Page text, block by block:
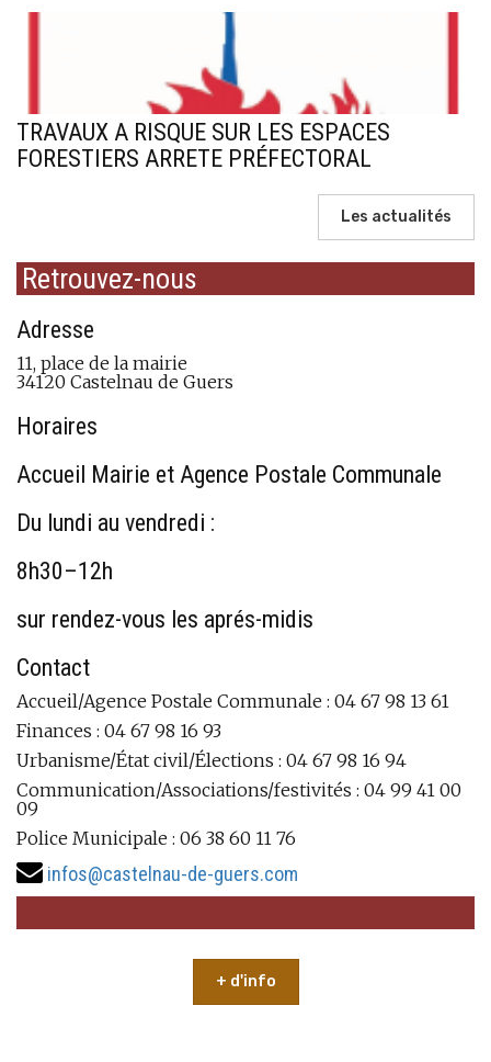
TRAVAUX A RISQUE SUR LES ESPACES
FORESTIERS ARRETE PRÉFECTORAL
Les actualités
Retrouvez-nous
Adresse
11, place de la mairie
34120 Castelnau de Guers
Horaires
Accueil Mairie et Agence Postale Communale
Du lundi au vendredi :
8h30–12h
sur rendez-vous les aprés-midis
Contact
Accueil/Agence Postale Communale : 04 67 98 13 61
Finances : 04 67 98 16 93
Urbanisme/État civil/Élections : 04 67 98 16 94
Communication/Associations/festivités : 04 99 41 00
09
Police Municipale : 06 38 60 11 76
infos@castelnau-de-guers.com
+ d'info